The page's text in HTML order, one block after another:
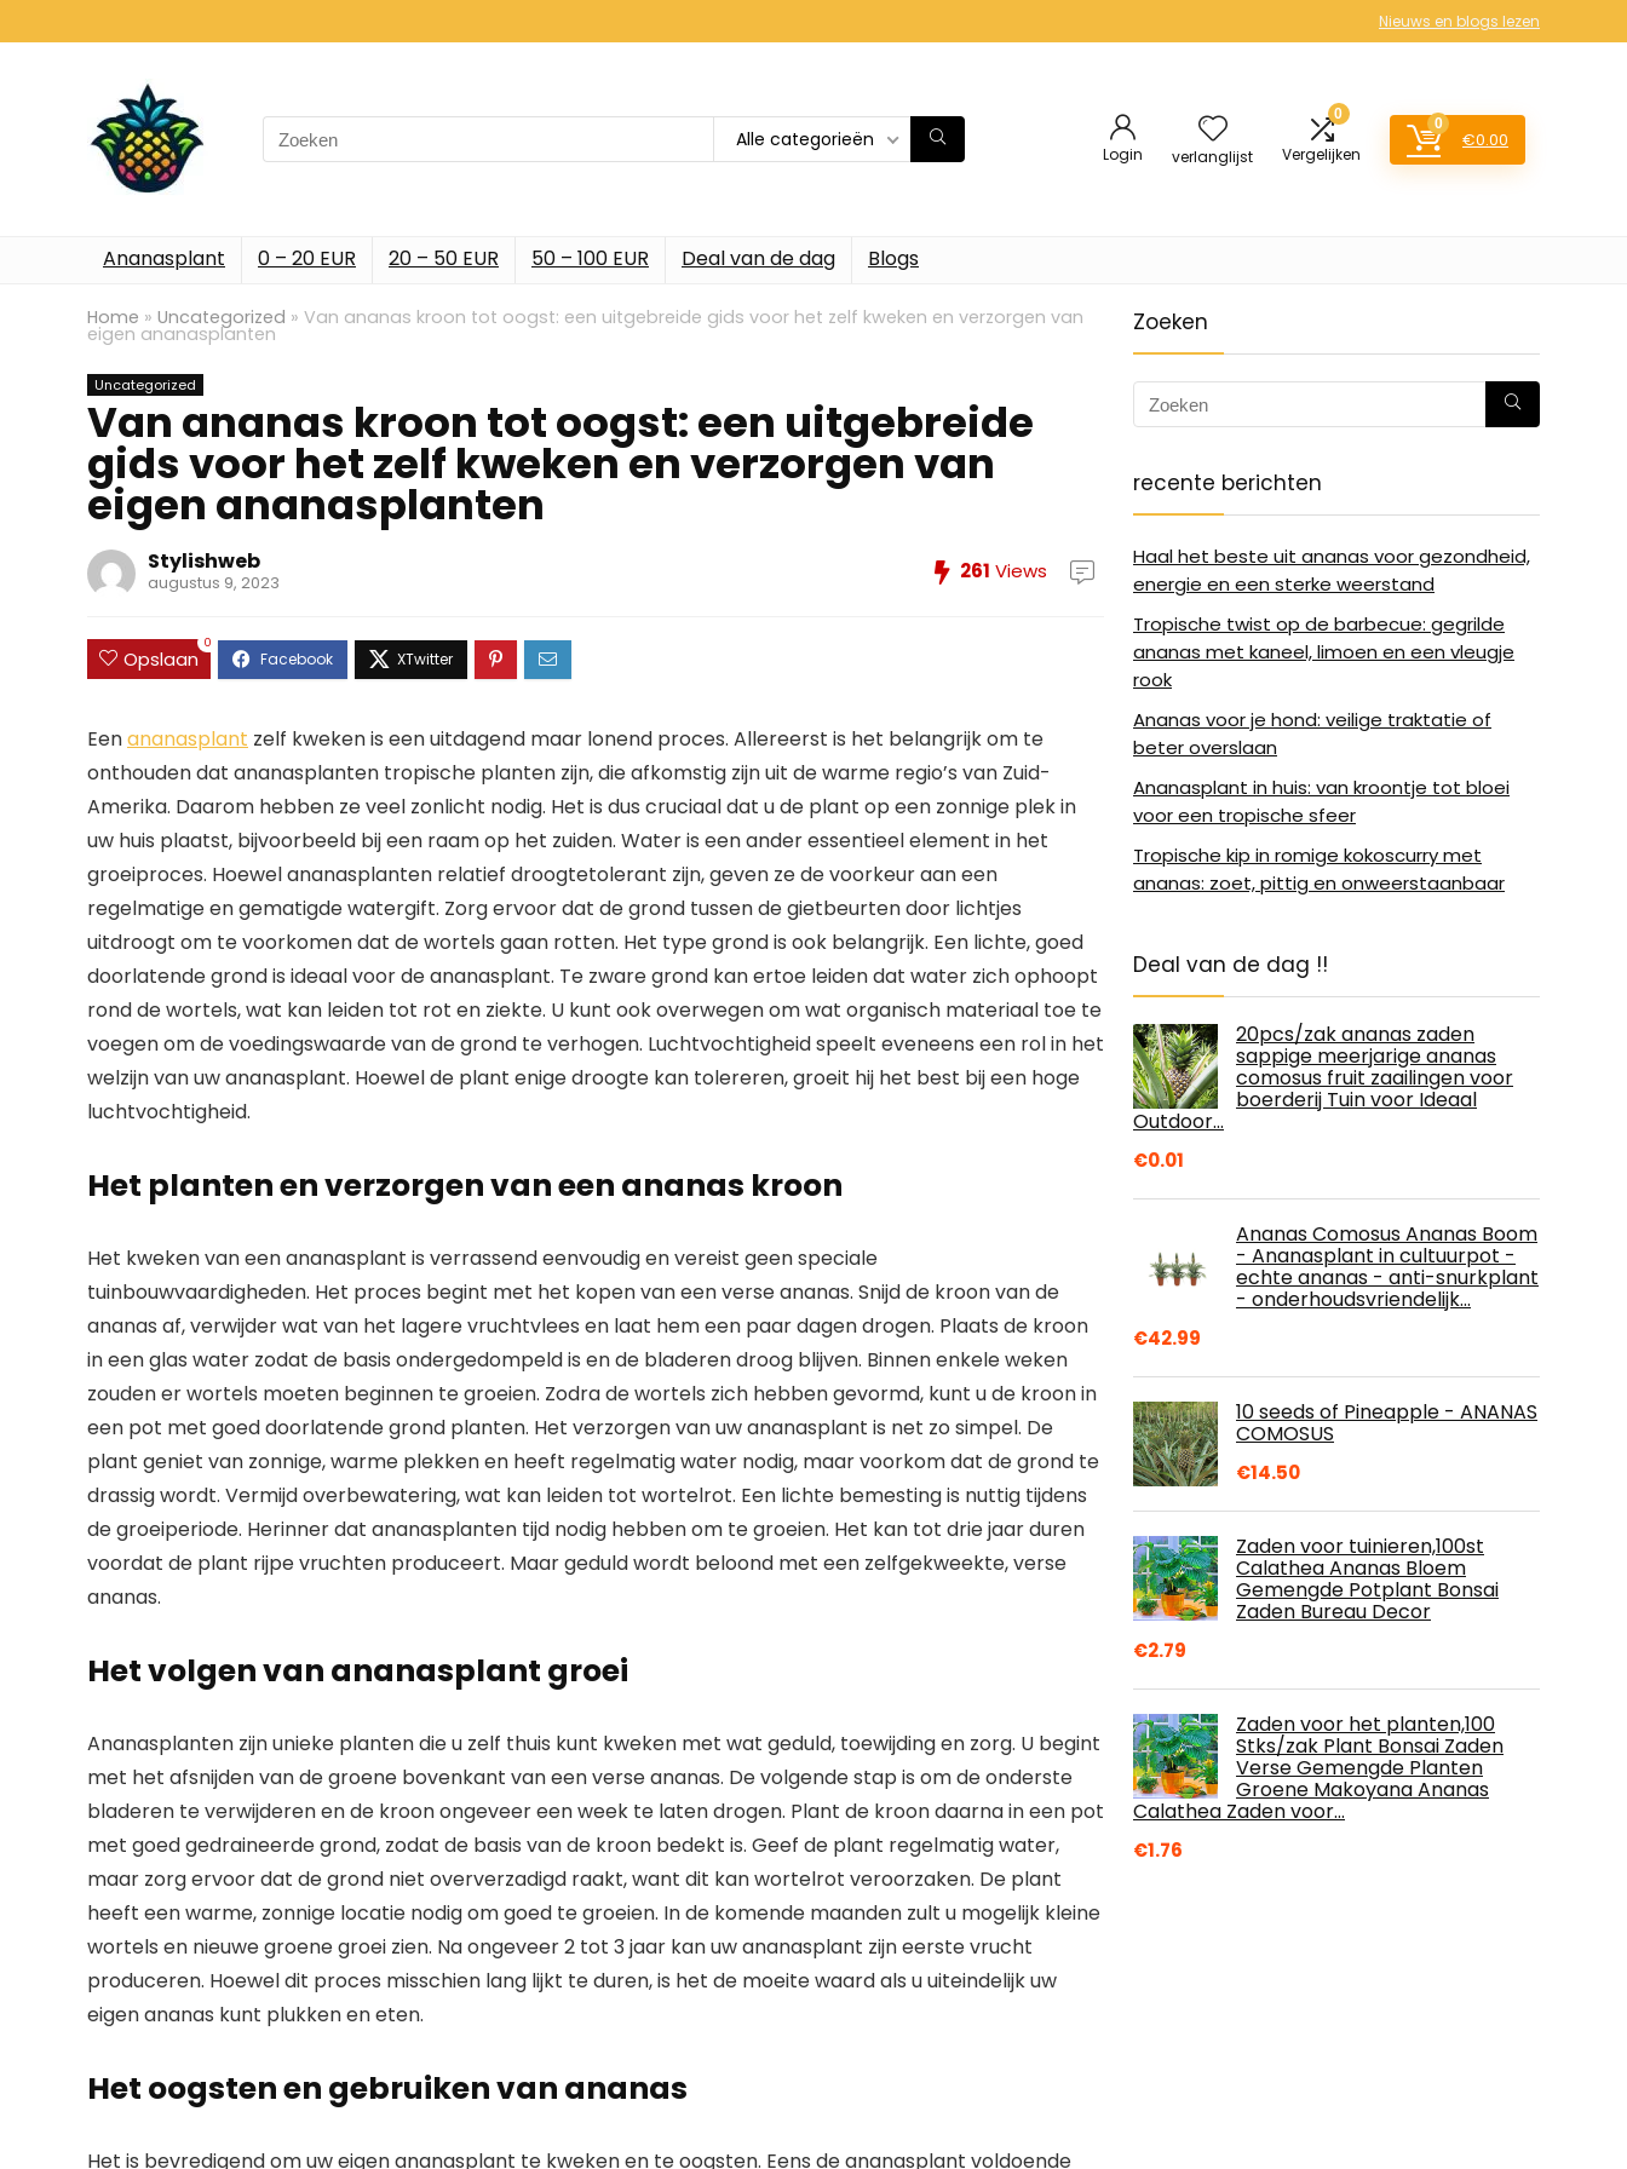
Nieuws en blogs lezen
Search
for:
Alle categorieën
Login verlanglijst
0
Vergelijken
0
€0.00
Ananasplant 0 – 20 EUR 20 – 50 EUR 50 – 100 EUR Deal van de dag Blogs
Home » Uncategorized » Van ananas kroon tot oogst: een uitgebreide gids voor het zelf kweken en verzorgen van
eigen ananasplanten
Uncategorized
Van ananas kroon tot oogst: een uitgebreide
gids voor het zelf kweken en verzorgen van
eigen ananasplanten
Stylishweb
augustus 9, 2023 261 Views
Opslaan
0
Eenananasplant zelf kweken is een uitdagend maar lonend proces. Allereerst is het belangrijk om te
onthouden dat ananasplanten tropische planten zijn, die afkomstig zijn uit de warme regio’s van Zuid-
Amerika. Daarom hebben ze veel zonlicht nodig. Het is dus cruciaal dat u de plant op een zonnige plek in
uw huis plaatst, bijvoorbeeld bij een raam op het zuiden. Water is een ander essentieel element in het
groeiproces. Hoewel ananasplanten relatief droogtetolerant zijn, geven ze de voorkeur aan een
regelmatige en gematigde watergift. Zorg ervoor dat de grond tussen de gietbeurten door lichtjes
uitdroogt om te voorkomen dat de wortels gaan rotten. Het type grond is ook belangrijk. Een lichte, goed
doorlatende grond is ideaal voor de ananasplant. Te zware grond kan ertoe leiden dat water zich ophoopt
rond de wortels, wat kan leiden tot rot en ziekte. U kunt ook overwegen om wat organisch materiaal toe te
voegen om de voedingswaarde van de grond te verhogen. Luchtvochtigheid speelt eveneens een rol in het
welzijn van uw ananasplant. Hoewel de plant enige droogte kan tolereren, groeit hij het best bij een hoge
luchtvochtigheid.
Het planten en verzorgen van een ananas kroon
Het kweken van een ananasplant is verrassend eenvoudig en vereist geen speciale
tuinbouwvaardigheden. Het proces begint met het kopen van een verse ananas. Snijd de kroon van de
ananas af, verwijder wat van het lagere vruchtvlees en laat hem een paar dagen drogen. Plaats de kroon
in een glas water zodat de basis ondergedompeld is en de bladeren droog blijven. Binnen enkele weken
zouden er wortels moeten beginnen te groeien. Zodra de wortels zich hebben gevormd, kunt u de kroon in
een pot met goed doorlatende grond planten. Het verzorgen van uw ananasplant is net zo simpel. De
plant geniet van zonnige, warme plekken en heeft regelmatig water nodig, maar voorkom dat de grond te
drassig wordt. Vermijd overbewatering, wat kan leiden tot wortelrot. Een lichte bemesting is nuttig tijdens
de groeiperiode. Herinner dat ananasplanten tijd nodig hebben om te groeien. Het kan tot drie jaar duren
voordat de plant rijpe vruchten produceert. Maar geduld wordt beloond met een zelfgekweekte, verse
ananas.
Het volgen van ananasplant groei
Ananasplanten zijn unieke planten die u zelf thuis kunt kweken met wat geduld, toewijding en zorg. U begint
met het afsnijden van de groene bovenkant van een verse ananas. De volgende stap is om de onderste
bladeren te verwijderen en de kroon ongeveer een week te laten drogen. Plant de kroon daarna in een pot
met goed gedraineerde grond, zodat de basis van de kroon bedekt is. Geef de plant regelmatig water,
maar zorg ervoor dat de grond niet oververzadigd raakt, want dit kan wortelrot veroorzaken. De plant
heeft een warme, zonnige locatie nodig om goed te groeien. In de komende maanden zult u mogelijk kleine
wortels en nieuwe groene groei zien. Na ongeveer 2 tot 3 jaar kan uw ananasplant zijn eerste vrucht
produceren. Hoewel dit proces misschien lang lijkt te duren, is het de moeite waard als u uiteindelijk uw
eigen ananas kunt plukken en eten.
Het oogsten en gebruiken van ananas
Het is bevredigend om uw eigen ananasplant te kweken en te oogsten. Eens de ananasplant voldoende
Zoeken
recente berichten
Haal het beste uit ananas voor gezondheid,
energie en een sterke weerstand
Tropische twist op de barbecue: gegrilde
ananas met kaneel, limoen en een vleugje
rook
Ananas voor je hond: veilige traktatie of
beter overslaan
Ananasplant in huis: van kroontje tot bloei
voor een tropische sfeer
Tropische kip in romige kokoscurry met
ananas: zoet, pittig en onweerstaanbaar
Deal van de dag !!
20pcs/zak ananas zaden
sappige meerjarige ananas
comosus fruit zaailingen voor
boerderij Tuin voor Ideaal
Outdoor…
€0.01
Ananas Comosus Ananas Boom
- Ananasplant in cultuurpot -
echte ananas - anti-snurkplant
- onderhoudsvriendelijk…
€42.99
10 seeds of Pineapple - ANANAS
COMOSUS
€14.50
Zaden voor tuinieren,100st
Calathea Ananas Bloem
Gemengde Potplant Bonsai
Zaden Bureau Decor
€2.79
Zaden voor het planten,100
Stks/zak Plant Bonsai Zaden
Verse Gemengde Planten
Groene Makoyana Ananas
Calathea Zaden voor…
€1.76